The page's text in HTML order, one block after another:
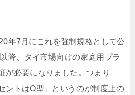
年7月にこれを強制規格として公
降、タイ市場向けの家庭用プラ
が必要になりました。つまり
ントはO型」というのが制度上の